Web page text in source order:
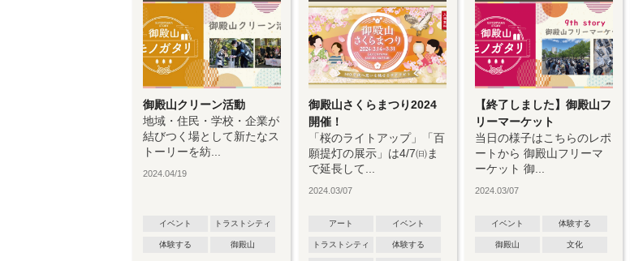
御殿山クリーン活動
地域・住民・学校・企業が
結びつく場として新たなス
トーリーを紡...
2024.04/19
イベント トラストシティ
体験する 御殿山
御殿山さくらまつり2024
開催！
「桜のライトアップ」「百
願提灯の展示」は4/7㈰ま
で延長して...
2024.03/07
アート イベント
トラストシティ 体験する
【終了しました】御殿山フ
リーマーケット
当日の様子はこちらのレポ
ートから 御殿山フリーマ
ーケット 御...
2024.03/07
イベント 体験する
御殿山 文化